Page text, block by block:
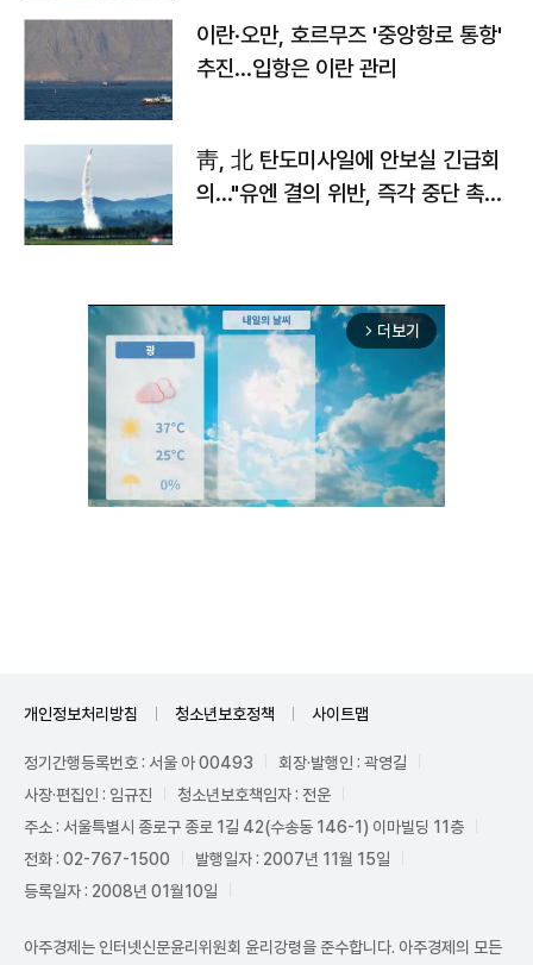
이란·오만, 호르무즈 '중앙항로 통항'
추진…입항은 이란 관리
靑, 北 탄도미사일에 안보실 긴급회
의…"유엔 결의 위반, 즉각 중단 촉
arrow_forward_ios 더보기
개인정보처리방침 청소년보호정책 사이트맵
정기간행등록번호 : 서울 아 00493
회장·발행인 : 곽영길
사장·편집인 : 임규진
청소년보호책임자 : 전운
주소 : 서울특별시 종로구 종로 1길 42(수송동 146-1) 이마빌딩 11층
전화 : 02-767-1500
발행일자 : 2007년 11월 15일
등록일자 : 2008년 01월10일
아주경제는 인터넷신문윤리위원회 윤리강령을 준수합니다. 아주경제의 모든